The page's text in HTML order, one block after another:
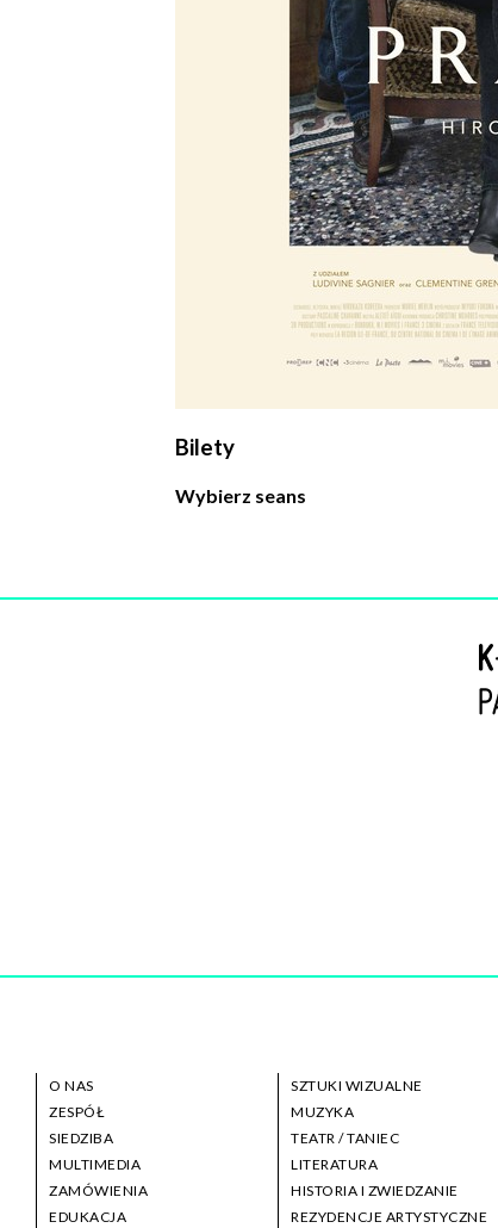
w
Bilety
Wybierz seans
O NAS
ZESPÓŁ
SIEDZIBA
MULTIMEDIA
ZAMÓWIENIA
EDUKACJA
SZTUKI WIZUALNE
MUZYKA
TEATR / TANIEC
LITERATURA
HISTORIA I ZWIEDZANIE
REZYDENCJE ARTYSTYCZNE